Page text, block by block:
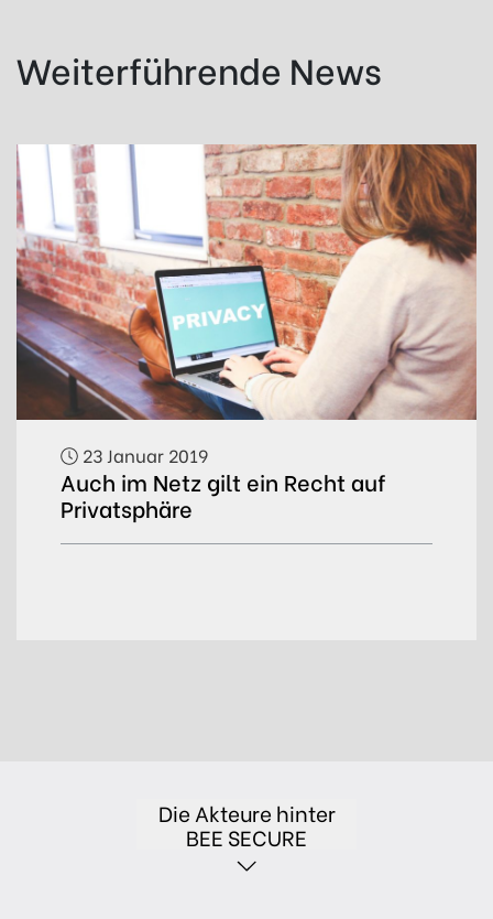
Weiterführende News
23 Januar 2019
Auch im Netz gilt ein Recht auf
Privatsphäre
Die Akteure hinter
BEE SECURE